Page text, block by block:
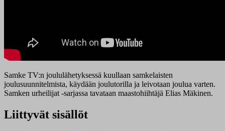
Samke TV:n joululähetyksessä kuullaan samkelaisten
joulusuunnitelmista, käydään joulutorilla ja leivotaan joulua varten.
Samken urheilijat -sarjassa tavataan maastohiihtäjä Elias Mäkinen.
Liittyvät sisällöt